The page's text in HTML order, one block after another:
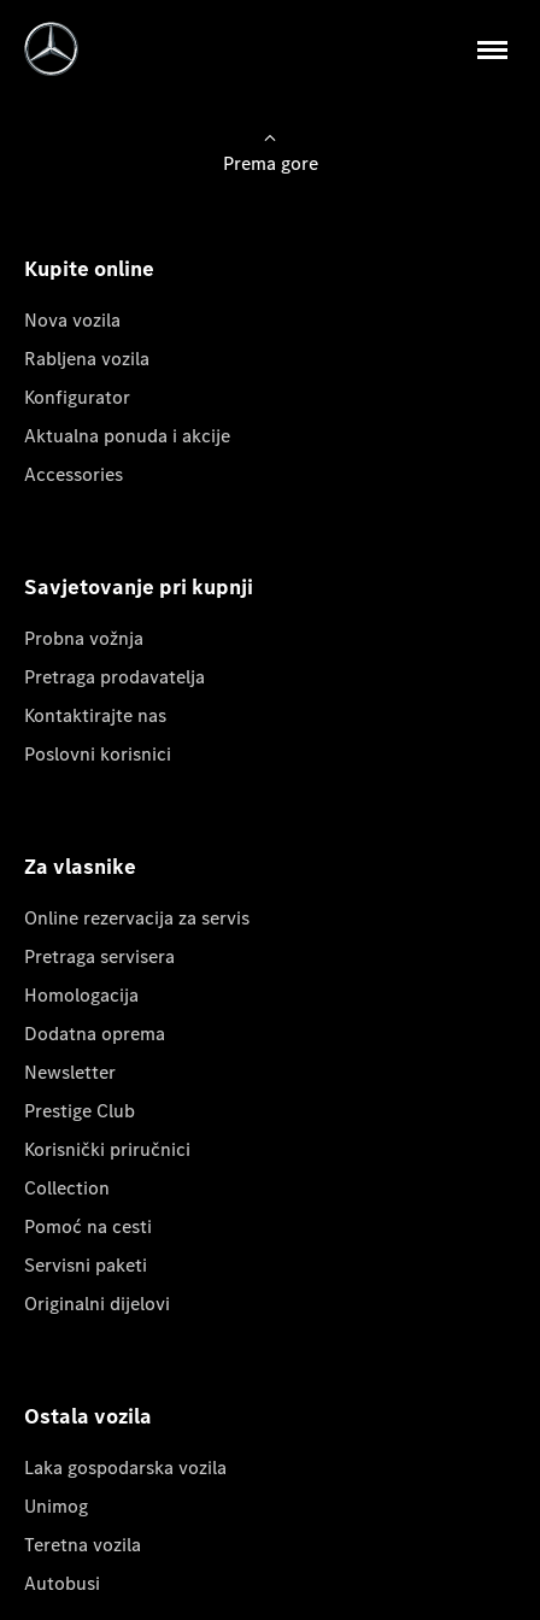
Prema gore
Kupite online
Nova vozila
Rabljena vozila
Konfigurator
Aktualna ponuda i akcije
Accessories
Savjetovanje pri kupnji
Probna vožnja
Pretraga prodavatelja
Kontaktirajte nas
Poslovni korisnici
Za vlasnike
Online rezervacija za servis
Pretraga servisera
Homologacija
Dodatna oprema
Newsletter
Prestige Club
Korisnički priručnici
Collection
Pomoć na cesti
Servisni paketi
Originalni dijelovi
Ostala vozila
Laka gospodarska vozila
Unimog
Teretna vozila
Autobusi